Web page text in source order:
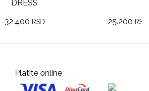
RSD RSD
Platite online